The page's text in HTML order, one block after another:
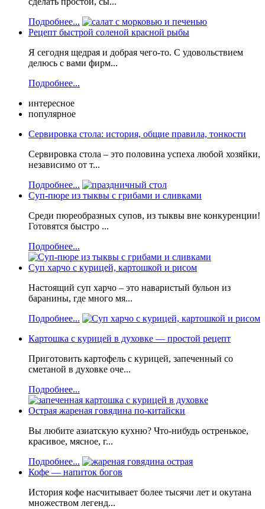
Подробнее...
Рецепт быстрой соленой красной рыбы
Я сегодня щедрая и добрая чего-то. С удовольствием
делюсь с вами фирм...
Подробнее...
интересное
популярное
Сервировка стола: история, общие правила, тонкости
Сервировка стола – это половина успеха любой хозяйки,
независимо от т...
Подробнее...
Суп-пюре из тыквы с грибами и сливками
Среди пюреобразных супов, из тыквы вне конкуренции!
Готовятся быстро ...
Подробнее...
Суп харчо с курицей, картошкой и рисом
Настоящий суп харчо – это наваристый бульон из
баранины, где много мя...
Подробнее...
Картошка с курицей в духовке — простой рецепт
Приготовить картофель с курицей, запеченный со
сметаной в духовке оче...
Подробнее...
Острая жареная говядина по-китайски
Вы любите азиатскую кухню? Что-нибудь остренькое,
красивое, мясное, г...
Подробнее...
Кофе — напиток богов
История кофе насчитывает более тысячи лет и окутана
множеством легенд...